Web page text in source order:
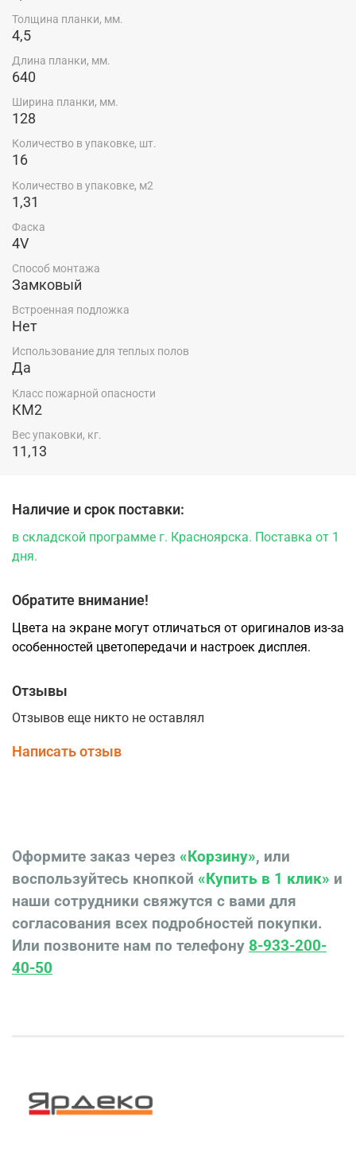
Толщина планки, мм.
4,5
Длина планки, мм.
640
Ширина планки, мм.
128
Количество в упаковке, шт.
16
Количество в упаковке, м2
1,31
Фаска
4V
Способ монтажа
Замковый
Встроенная подложка
Нет
Использование для теплых полов
Да
Класс пожарной опасности
КМ2
Вес упаковки, кг.
11,13
Наличие и срок поставки:
в складской программе г. Красноярска. Поставка от 1
дня.
Обратите внимание!
Цвета на экране могут отличаться от оригиналов из-за
особенностей цветопередачи и настроек дисплея.
Отзывы
Отзывов еще никто не оставлял
Написать отзыв
Оформите заказ через «Корзину», или
воспользуйтесь кнопкой «Купить в 1 клик» и
наши сотрудники свяжутся с вами для
согласования всех подробностей покупки.
Или позвоните нам по телефону 8-933-200-
40-50